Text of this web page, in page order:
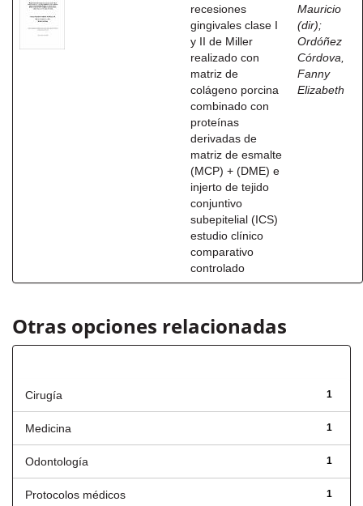
recesiones
gingivales clase I
y II de Miller
realizado con
matriz de
colágeno porcina
combinado con
proteínas
derivadas de
matriz de esmalte
(MCP) + (DME) e
injerto de tejido
conjuntivo
subepitelial (ICS)
estudio clínico
comparativo
controlado
Mauricio
(dir);
Ordóñez
Córdova,
Fanny
Elizabeth
Otras opciones relacionadas
1
Cirugía
1
Medicina
1
Odontología
1
Protocolos médicos